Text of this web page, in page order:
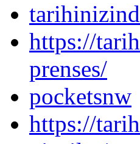
https://
prenses/
pocketsnw
https://